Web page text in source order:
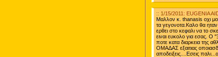
:: 1/15/2011: EUGENIA
Μαλλον κ. thanasis οχι
τα γεγονοτα.Καλο θα
ερθει στο κεφαλι να το
ειναι ευκολο για εσας.
ποτε κατα διαρκεια της
ΟΜΑΔΑΣ εξαιτιας
αποδειξεις....Εσεις